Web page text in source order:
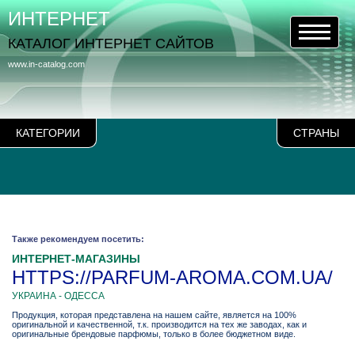
КАТЕГОРИИ СТРАНЫ
www.in-catalog.com
ИНТЕРНЕТ
КАТАЛОГ ИНТЕРНЕТ САЙТОВ
Также рекомендуем посетить:
ИНТЕРНЕТ-МАГАЗИНЫ
HTTPS://PARFUM-AROMA.COM.UA/
УКРАИНА - ОДЕССА
Продукция, которая представлена на нашем сайте, является на 100%
оригинальной и качественной, т.к. производится на тех же заводах, как и
оригинальные брендовые парфюмы, только в более бюджетном виде.